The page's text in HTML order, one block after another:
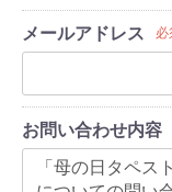
メールアドレス 必
お問い合わせ内容